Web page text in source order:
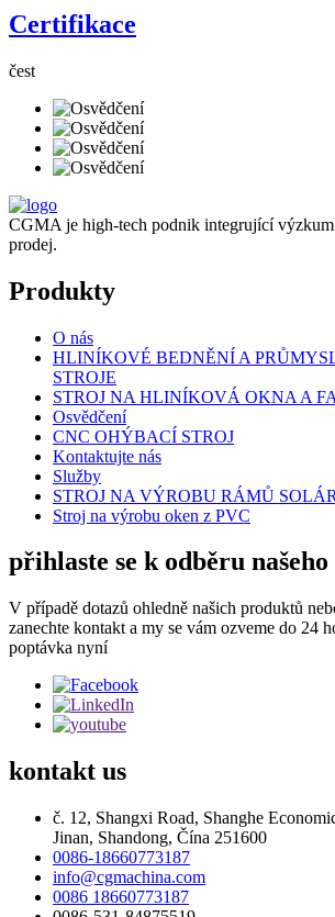
Certifikace
čest
CGMA je high-tech podnik integrující
prodej.
Produkty
O nás
HLINÍKOVÉ BEDNĚNÍ A
STROJE
STROJ NA HLINÍKOVÁ OKNA A
Osvědčení
CNC OHÝBACÍ STROJ
Kontaktujte nás
Služby
STROJ NA VÝROBU RÁMŮ
Stroj na výrobu oken z PVC
přihlaste se k odběru
V případě dotazů ohledně našich produktů
zanechte kontakt a my se vám ozveme do 24
poptávka nyní
kontakt us
č. 12, Shangxi Road, Shanghe
Jinan, Shandong, Čína 251600
0086-18660773187
info@cgmachina.com
0086 18660773187